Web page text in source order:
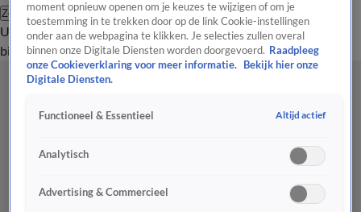
Zoeken
UitzendingenVandaag InsideDe OranjezomerShopUitzending
bijwonen
moment opnieuw openen om je keuzes te wijzigen of om je
toestemming in te trekken door op de link Cookie-instellingen
onder aan de webpagina te klikken. Je selecties zullen overal
binnen onze Digitale Diensten worden doorgevoerd. Raadpleeg
onze Cookieverklaring voor meer informatie.
Bekijk hier onze
Digitale Diensten.
Functioneel & Essentieel Altijd actief
Analytisch
Advertising & Commercieel